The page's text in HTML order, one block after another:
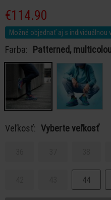
€114.90
Možné objednať aj s individuálnou
Farba: Patterned,
Veľkosť: Vyberte veľkosť
44